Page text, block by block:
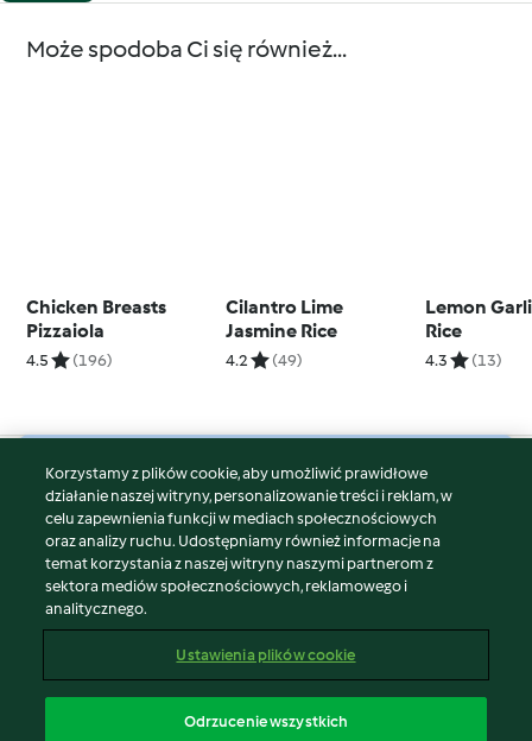
Może spodoba Ci się również...
Chicken Breasts
Pizzaiola
4.5 (196)
Cilantro Lime
Jasmine Rice
4.2 (49)
Lemon
Rice
4.3 (13)
© Copyright 2026
Warunki korzystania
Polityka prywatności
Disclaimer
Znak wydawcy
Zgłoś treść
Korzystamy z plików cookie, aby umożliwić prawidłowe
działanie naszej witryny, personalizowanie treści i reklam, w
celu zapewnienia funkcji w mediach społecznościowych
oraz analizy ruchu. Udostępniamy również informacje na
temat korzystania z naszej witryny naszymi partnerom z
sektora mediów społecznościowych, reklamowego i
analitycznego.
Ustawienia plików cookie
Odrzucenie wszystkich